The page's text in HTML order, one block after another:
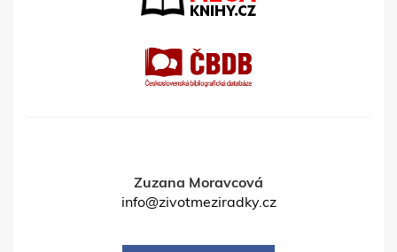
Zuzana Moravcová
info@zivotmeziradky.cz